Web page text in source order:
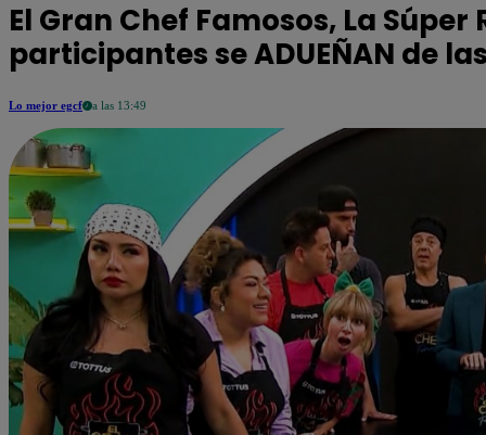
El Gran Chef Famosos, La Súper
participantes se ADUEÑAN de
Lo mejor egcf a las 13:49